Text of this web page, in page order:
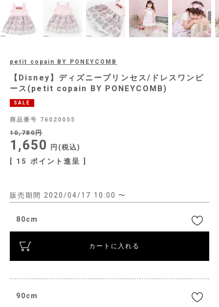
petit copain BY PONEYCOMB
【Disney】ディズニープリンセス/ドレスワンピ
ース(petit copain BY PONEYCOMB)
SALE
商品番号 76020055
10,780
1,650 税込
[ 15 ポイント進呈 ]
販売期間 2020/04/17 10:00 〜
80cm
カートに入れる
90cm